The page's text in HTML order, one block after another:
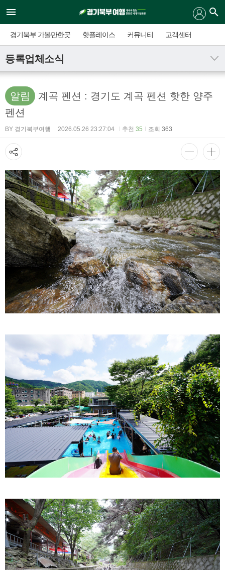
경기북부 가볼만한곳 핫플레이스 커뮤니티 고객센터
등록업체소식
알림
계곡 펜션 : 경기도 계곡 펜션 핫한 양주
펜션
BY 경기북부여행 2026.05.26 23:27:04 추천 35 조회 363